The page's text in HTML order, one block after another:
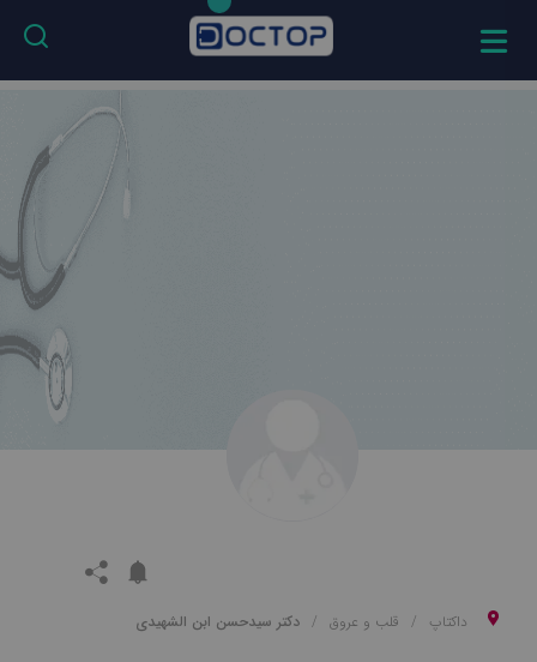
داکتاپ قلب و عروق دکتر سیدحسن ابن الشهیدی